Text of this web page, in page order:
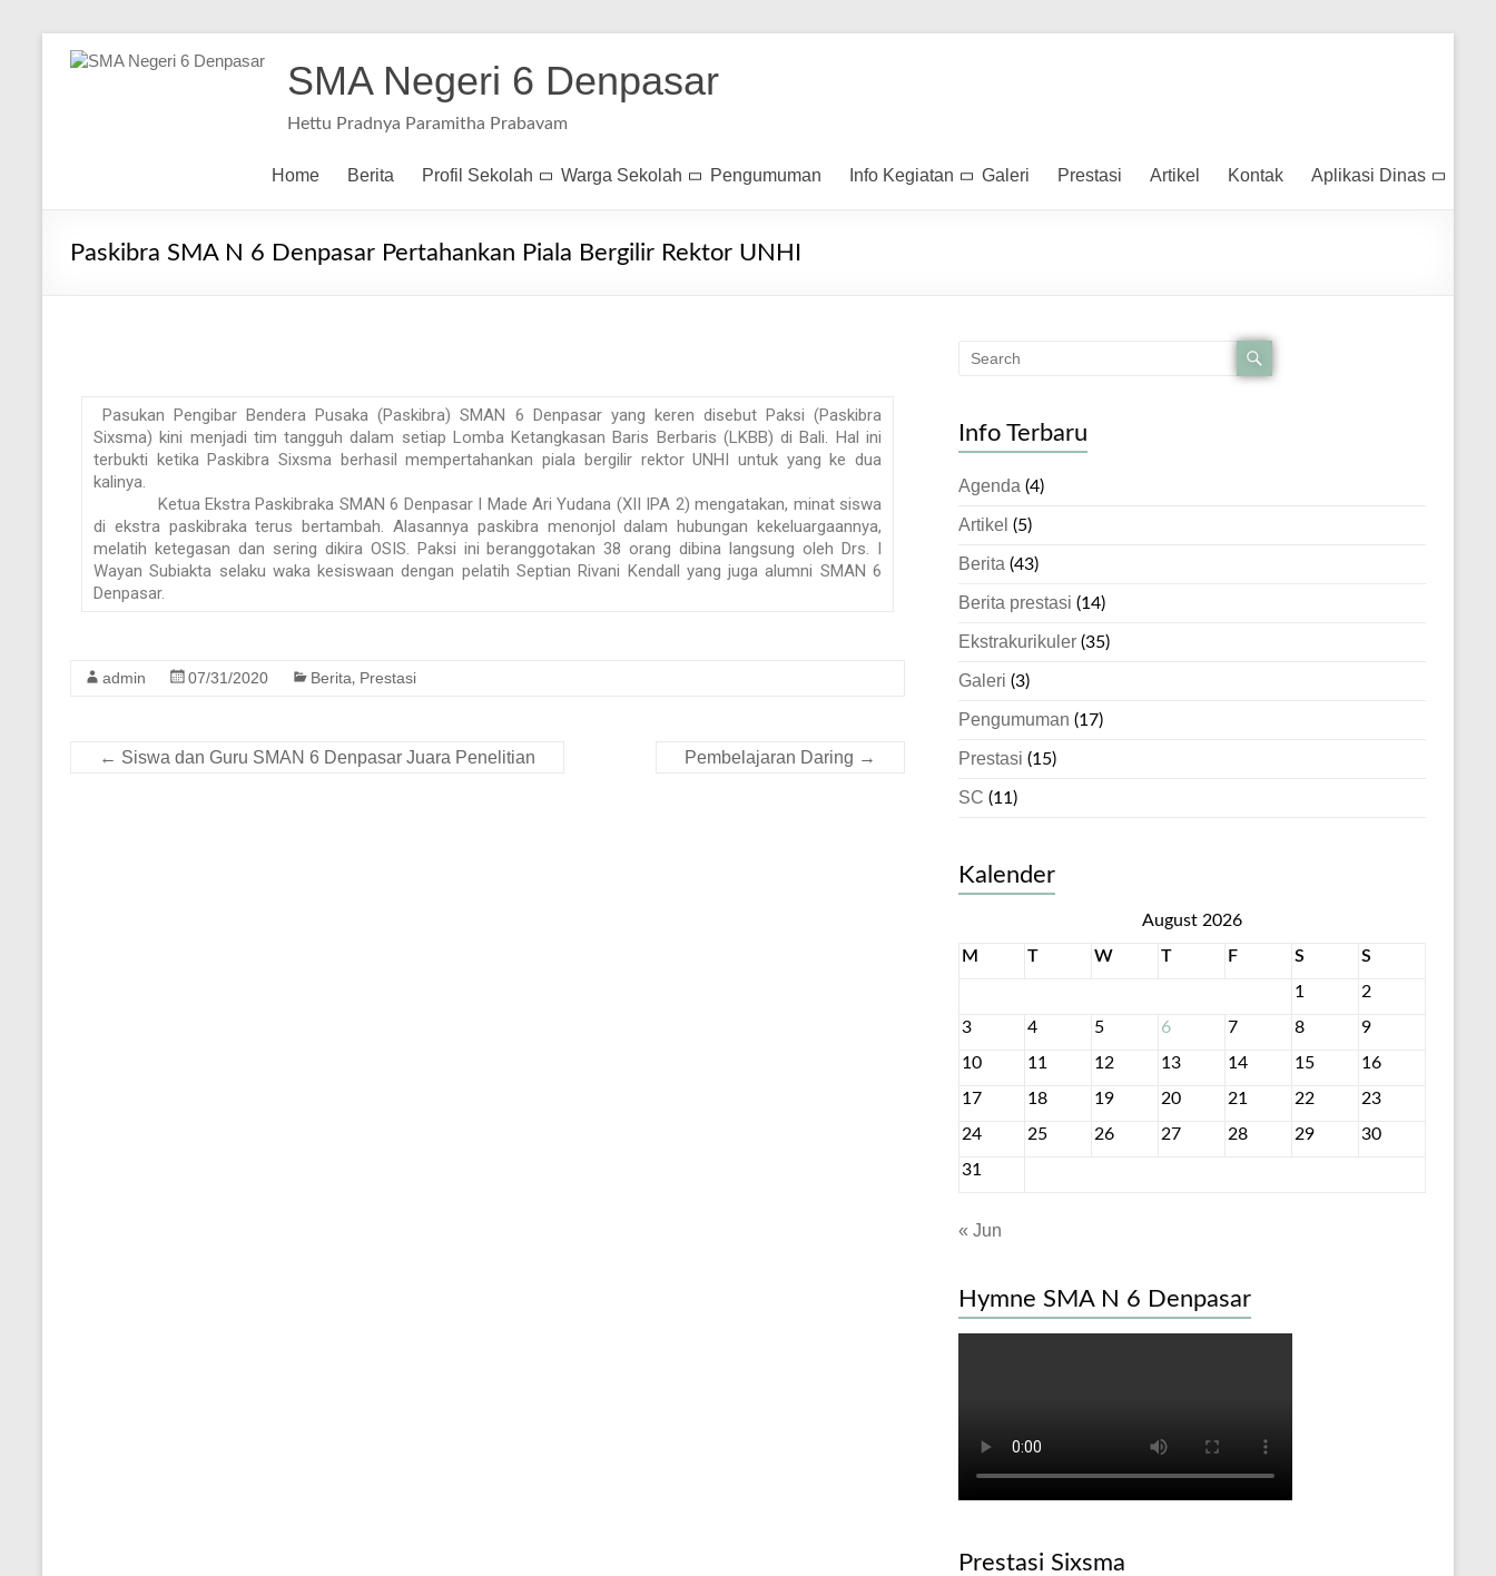
SMA Negeri 6 Denpasar
Hettu Pradnya Paramitha Prabavam
Home Berita Profil Sekolah Warga Sekolah Pengumuman Info Kegiatan Galeri Prestasi Artikel Kontak Aplikasi Dinas
Paskibra SMA N 6 Denpasar Pertahankan Piala Bergilir Rektor UNHI
Pasukan Pengibar Bendera Pusaka (Paskibra) SMAN 6 Denpasar yang keren disebut Paksi (Paskibra
Sixsma) kini menjadi tim tangguh dalam setiap Lomba Ketangkasan Baris Berbaris (LKBB) di Bali. Hal ini
terbukti ketika Paskibra Sixsma berhasil mempertahankan piala bergilir rektor UNHI untuk yang ke dua
kalinya.
Ketua Ekstra Paskibraka SMAN 6 Denpasar I Made Ari Yudana (XII IPA 2) mengatakan, minat siswa
di ekstra paskibraka terus bertambah. Alasannya paskibra menonjol dalam hubungan kekeluargaannya,
melatih ketegasan dan sering dikira OSIS. Paksi ini beranggotakan 38 orang dibina langsung oleh Drs. I
Wayan Subiakta selaku waka kesiswaan dengan pelatih Septian Rivani Kendall yang juga alumni SMAN 6
Denpasar.
admin 07/31/2020 Berita, Prestasi
← Siswa dan Guru SMAN 6 Denpasar Juara Penelitian Pembelajaran Daring →
Info Terbaru
Agenda (4)
Artikel (5)
Berita (43)
Berita prestasi (14)
Ekstrakurikuler (35)
Galeri (3)
Pengumuman (17)
Prestasi (15)
SC (11)
Kalender
August 2026
M
T W T F S
S
1
2
3
4 5 6 7 8
9
10
11 12 13 14 15
16
17
18 19 20 21 22
23
24
25 26 27 28 29
30
31
« Jun
Hymne SMA N 6 Denpasar
Prestasi Sixsma